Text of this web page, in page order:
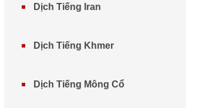
Dịch Tiếng Iran
Dịch Tiếng Khmer
Dịch Tiếng Mông Cổ